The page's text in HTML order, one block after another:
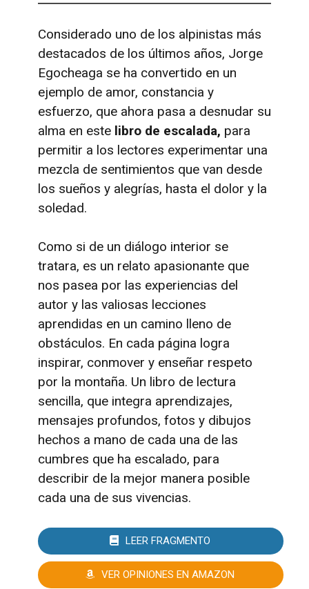
Considerado uno de los alpinistas más
destacados de los últimos años, Jorge
Egocheaga se ha convertido en un
ejemplo de amor, constancia y
esfuerzo, que ahora pasa a desnudar su
alma en este libro de escalada, para
permitir a los lectores experimentar una
mezcla de sentimientos que van desde
los sueños y alegrías, hasta el dolor y la
soledad.
Como si de un diálogo interior se
tratara, es un relato apasionante que
nos pasea por las experiencias del
autor y las valiosas lecciones
aprendidas en un camino lleno de
obstáculos. En cada página logra
inspirar, conmover y enseñar respeto
por la montaña. Un libro de lectura
sencilla, que integra aprendizajes,
mensajes profundos, fotos y dibujos
hechos a mano de cada una de las
cumbres que ha escalado, para
describir de la mejor manera posible
cada una de sus vivencias.
LEER FRAGMENTO
VER OPINIONES EN AMAZON